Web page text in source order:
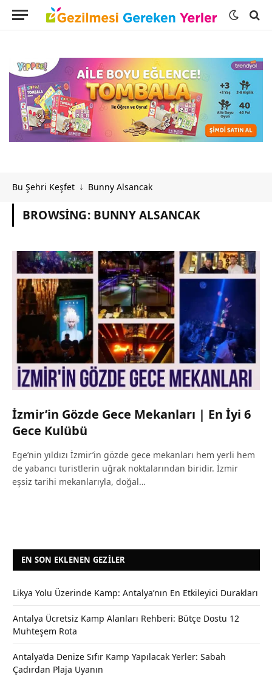
Bu Şehri Keşfet ↓ Bunny Alsancak
BROWSING: BUNNY ALSANCAK
İzmir’in Gözde Gece Mekanları | En İyi 6
Gece Kulübü
Ege’nin yıldızı İzmir’in gözde gece mekanları hem yerli hem
de yabancı turistlerin uğrak noktalarından biridir. İzmir
eşsiz tarihi mekanlarıyla, doğal…
EN SON EKLENEN GEZILER
Likya Yolu Üzerinde Kamp: Antalya’nın En Etkileyici Durakları
Antalya Ücretsiz Kamp Alanları Rehberi: Bütçe Dostu 12
Muhteşem Rota
Antalya’da Denize Sıfır Kamp Yapılacak Yerler: Sabah
Çadırdan Plaja Uyanın